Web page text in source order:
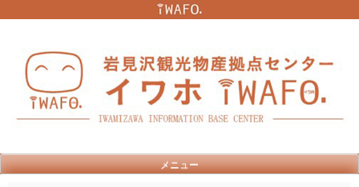
メニュー